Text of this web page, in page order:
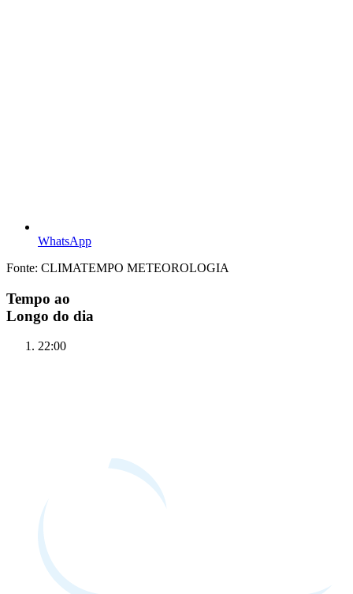
WhatsApp
Fonte: CLIMATEMPO METEOROLOGIA
Tempo ao
Longo do dia
22:00